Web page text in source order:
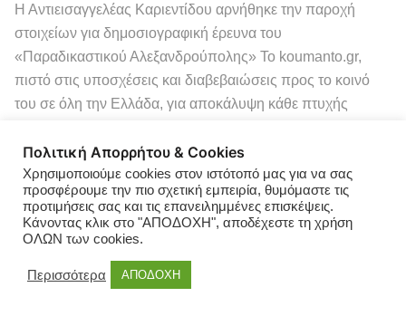
Η Αντιεισαγγελέας Καριεντίδου αρνήθηκε την παροχή
στοιχείων για δημοσιογραφική έρευνα του
«Παραδικαστικού Αλεξανδρούπολης» Το koumanto.gr,
πιστό στις υποσχέσεις και διαβεβαιώσεις προς το κοινό
του σε όλη την Ελλάδα, για αποκάλυψη κάθε πτυχής
Κύκλωμα που είχε “σκάσει” στην Αλεξανδρούπολη το
2018, αλλά ποτέ ουσιαστικά δεν εξαρθρώθηκε και φυσικά
ούτε […]
Πολιτική Απορρήτου & Cookies
Χρησιμοποιούμε cookies στον ιστότοπό μας για να σας
προσφέρουμε την πιο σχετική εμπειρία, θυμόμαστε τις
προτιμήσεις σας και τις επανειλημμένες επισκέψεις.
Κάνοντας κλικ στο "ΑΠΟΔΟΧΗ", αποδέχεστε τη χρήση
ΟΛΩΝ των cookies.
Περισσότερα ΑΠΟΔΟΧΗ